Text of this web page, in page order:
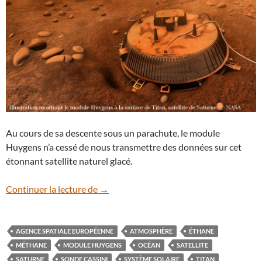
Au cours de sa descente sous un parachute, le module
Huygens n’a cessé de nous transmettre des données sur cet
étonnant satellite naturel glacé.
Continuer la lecture de Huygens sur Titan, c’était il y a 10 ans
→
AGENCE SPATIALE EUROPÉENNE ATMOSPHÈRE
ÉTHANE
MÉTHANE
MODULE HUYGENS OCÉAN
SATELLITE
SATURNE
SONDE CASSINI SYSTÈME SOLAIRE TITAN